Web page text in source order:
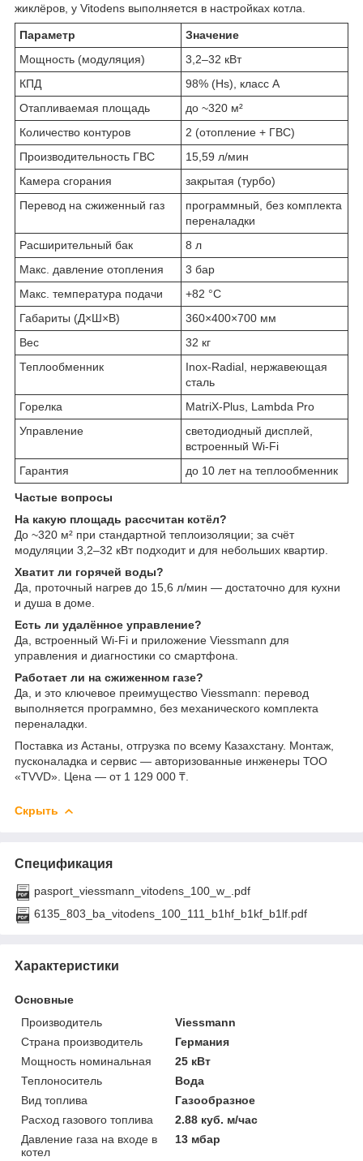
жиклёров, у Vitodens выполняется в настройках котла.
Параметр
Значение
Мощность (модуляция)
3,2–32 кВт
КПД
98% (Hs), класс A
Отапливаемая площадь
до ~320 м²
Количество контуров
2 (отопление + ГВС)
Производительность ГВС
15,59 л/мин
Камера сгорания
закрытая (турбо)
Перевод на сжиженный газ
программный, без комплекта
переналадки
Расширительный бак
8 л
Макс. давление отопления
3 бар
Макс. температура подачи
+82 °C
Габариты (Д×Ш×В)
360×400×700 мм
Вес
32 кг
Теплообменник
Inox-Radial, нержавеющая
сталь
Горелка
MatriX-Plus, Lambda Pro
Управление
светодиодный дисплей,
встроенный Wi-Fi
Гарантия
до 10 лет на теплообменник
Частые вопросы
На какую площадь рассчитан котёл?
До ~320 м² при стандартной теплоизоляции; за счёт
модуляции 3,2–32 кВт подходит и для небольших квартир.
Хватит ли горячей воды?
Да, проточный нагрев до 15,6 л/мин — достаточно для кухни
и душа в доме.
Есть ли удалённое управление?
Да, встроенный Wi-Fi и приложение Viessmann для
управления и диагностики со смартфона.
Работает ли на сжиженном газе?
Да, и это ключевое преимущество Viessmann: перевод
выполняется программно, без механического комплекта
переналадки.
Поставка из Астаны, отгрузка по всему Казахстану. Монтаж,
пусконаладка и сервис — авторизованные инженеры ТОО
«TVVD». Цена — от 1 129 000 ₸.
Скрыть
Спецификация
pasport_viessmann_vitodens_100_w_.pdf
6135_803_ba_vitodens_100_111_b1hf_b1kf_b1lf.pdf
Характеристики
Основные
Производитель
Viessmann
Страна производитель
Германия
Мощность номинальная
25 кВт
Теплоноситель
Вода
Вид топлива
Газообразное
Расход газового топлива
2.88 куб. м/час
Давление газа на входе в
котел
13 мбар